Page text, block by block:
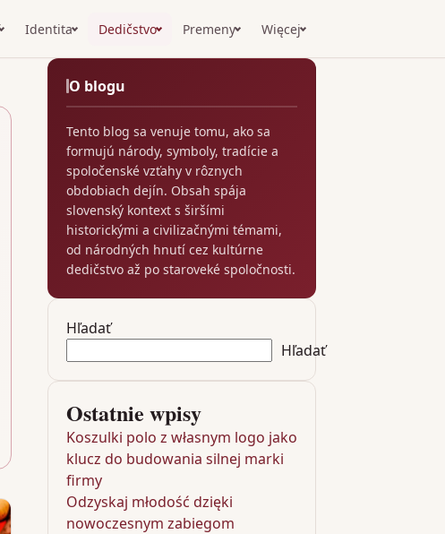
Identita Dedičstvo Premeny Więcej
O blogu
Tento blog sa venuje tomu, ako sa
formujú národy, symboly, tradície a
spoločenské vzťahy v rôznych
obdobiach dejín. Obsah spája
slovenský kontext s širšími
historickými a civilizačnými témami,
od národných hnutí cez kultúrne
dedičstvo až po staroveké spoločnosti.
Hľadať
Hľadať
Ostatnie wpisy
Koszulki polo z własnym logo jako
klucz do budowania silnej marki
firmy
Odzyskaj młodość dzięki
nowoczesnym zabiegom